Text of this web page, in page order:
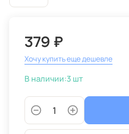
379 ₽
Хочу купить еще дешевле
В наличии:3 шт